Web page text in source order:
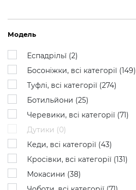
Модель
Еспадрільї (2)
Босоніжки, всі категорії (149)
Туфлі, всі категорії (274)
Ботильйони (25)
Черевики, всі категорії (71)
Дутики (0)
Кеди, всі категорії (43)
Кросівки, всі категорії (131)
Мокасини (38)